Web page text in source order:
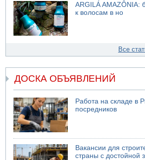
ARGILÁ AMAZÔNIA:
к волосам в но
Все
ДОСКА ОБЪЯВЛЕНИЙ
Работа на складе в
посредников
Вакансии для
страны с достойной